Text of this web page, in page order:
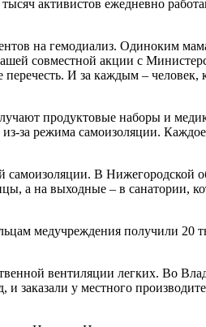
активистов ежедневно
на гемодиализ. Одиноким
совместной акции с
И за каждым –
продуктовые наборы и
за режима самоизоляции.
самоизоляции. В Нижегородской
а на выходные – в санатории,
медучреждения получили 20
вентиляции легких. Во
заказали у местного